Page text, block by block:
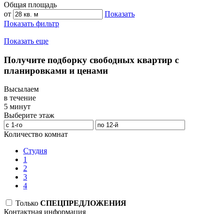
Общая площадь
от
Показать
Показать фильтр
Показать еще
Получите подборку свободных квартир с
планировками и ценами
Высылаем
в течение
5 минут
Выберите этаж
Количество комнат
Студия
1
2
3
4
Только СПЕЦПРЕДЛОЖЕНИЯ
Контактная информация